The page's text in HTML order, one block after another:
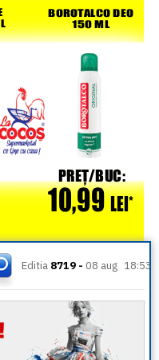
Editia 8719 - 08 aug 18:53